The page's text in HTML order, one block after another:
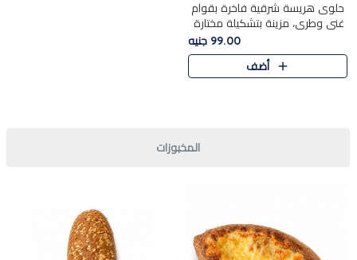
حلوى هريسة شرقية فاخرة بقوام
غني وطري، مزينة بتشكيلة مختارة
من المكسرات الفاخرة التي تضيف
قرمشة مميزة ونكهة غنية في كل
قطعة. تجمع بين المذاق..
99.00 جنيه
أضف
المخبوزات